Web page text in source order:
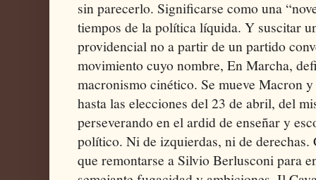
sin parecerlo. Significarse como una
tiempos de la política líquida. Y suscitar
providencial no a partir de un partido
movimiento cuyo nombre, En Marcha,
macronismo cinético. Se mueve Macron
hasta las elecciones del 23 de abril, del
perseverando en el ardid de enseñar y
político. Ni de izquierdas, ni de derechas.
que remontarse a Silvio Berlusconi para